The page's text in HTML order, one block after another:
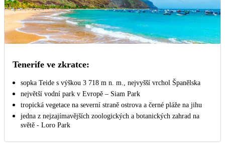
Tenerife ve zkratce:
sopka Teide s výškou 3 718 m n. m., nejvyšší vrchol Španělska
největší vodní park v Evropě – Siam Park
tropická vegetace na severní straně ostrova a černé pláže na jihu
jedna z nejzajímavějších zoologických a botanických zahrad na
světě - Loro Park